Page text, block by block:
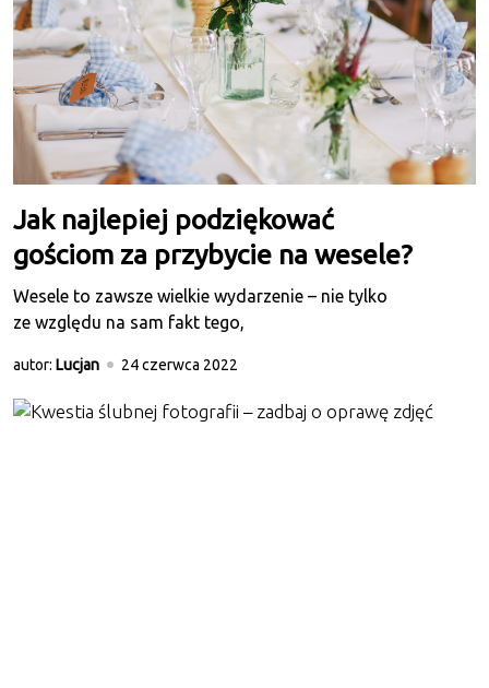
Jak najlepiej podziękować
gościom za przybycie na wesele?
Wesele to zawsze wielkie wydarzenie – nie tylko
ze względu na sam fakt tego,
autor: Lucjan 24 czerwca 2022